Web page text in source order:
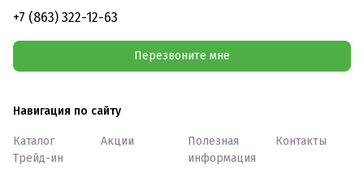
+7 (863) 322-12-63
Перезвоните мне
Навигация по сайту
Каталог
Трейд-ин
Акции
Полезная
информация
Контакты